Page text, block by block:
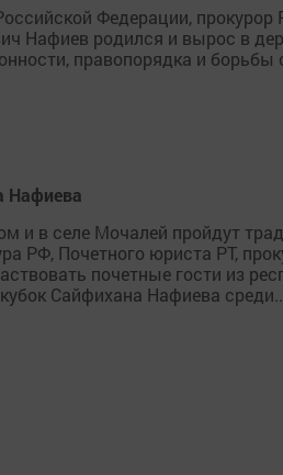
Федерации, прокурор
Нафиев родился и вырос в
правопорядка и борьбы
Нафиева
и в селе Мочалей пройдут
РФ, Почетного юриста РТ,
почетные гости из
Сайфихана Нафиева среди...